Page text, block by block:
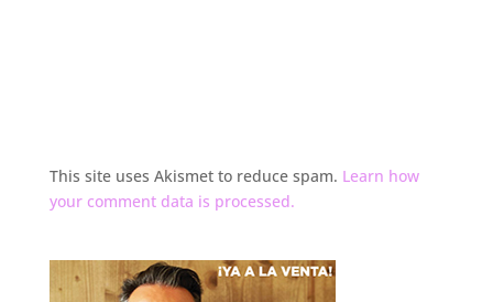
This site uses Akismet to reduce spam. Learn how
your comment data is processed.